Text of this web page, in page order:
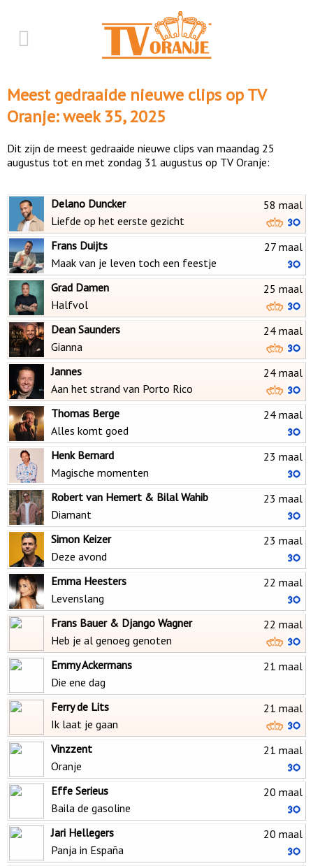
Meest gedraaide nieuwe clips op TV
Oranje: week 35, 2025
Dit zijn de meest gedraaide nieuwe clips van maandag 25
augustus tot en met zondag 31 augustus op TV Oranje:
58 maal
Delano Duncker
Liefde op het eerste gezicht
27 maal
Frans Duijts
Maak van je leven toch een feestje
25 maal
Grad Damen
Halfvol
24 maal
Dean Saunders
Gianna
24 maal
Jannes
Aan het strand van Porto Rico
24 maal
Thomas Berge
Alles komt goed
23 maal
Henk Bernard
Magische momenten
23 maal
Robert van Hemert & Bilal Wahib
Diamant
23 maal
Simon Keizer
Deze avond
22 maal
Emma Heesters
Levenslang
22 maal
Frans Bauer & Django Wagner
Heb je al genoeg genoten
21 maal
Emmy Ackermans
Die ene dag
21 maal
Ferry de Lits
Ik laat je gaan
21 maal
Vinzzent
Oranje
20 maal
Effe Serieus
Baila de gasoline
20 maal
Jari Hellegers
Panja in España